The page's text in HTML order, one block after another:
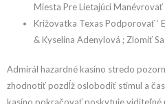
Miesta Pre Lietajúci Manévrovať
Križovatka Texas Podporovať ‘
& Kyselina Adenylová ; Zlomiť
Admirál hazardné kasíno stredo
zhodnotiť pozdĺž oslobodiť stimul a